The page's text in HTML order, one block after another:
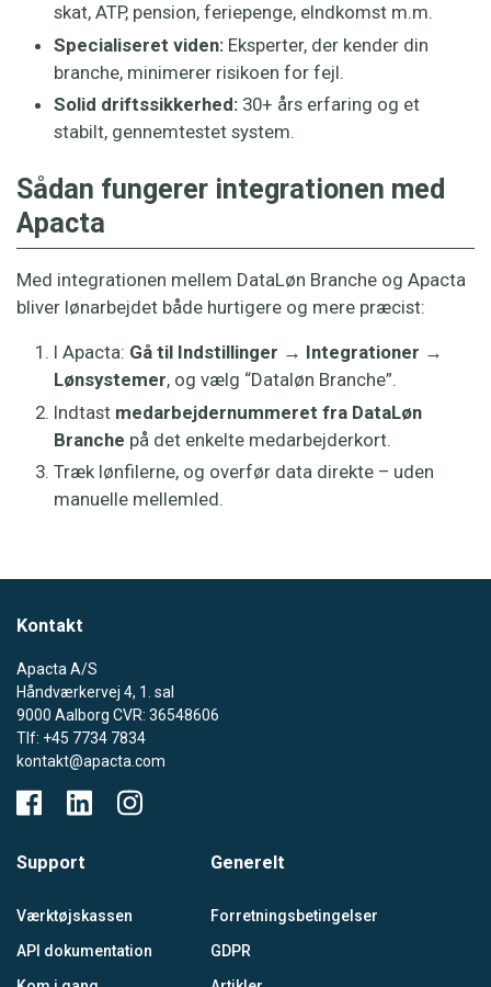
skat, ATP, pension, feriepenge, eIndkomst m.m.
Specialiseret viden:Eksperter, der kender din
branche, minimerer risikoen for fejl.
Solid driftssikkerhed:30+ års erfaring og et
stabilt, gennemtestet system.
Sådan fungerer integrationen med
Apacta
Med integrationen mellem DataLøn Branche og Apacta
bliver lønarbejdet både hurtigere og mere præcist:
I Apacta: Gå til Indstillinger → Integrationer →
Lønsystemer, og vælg “Dataløn Branche”.
Indtast medarbejdernummeret fra DataLøn
Branche på det enkelte medarbejderkort.
Træk lønfilerne, og overfør data direkte – uden
manuelle mellemled.
Kontakt
Apacta A/S
Håndværkervej 4, 1. sal
9000 Aalborg CVR: 36548606
Tlf: +45 7734 7834
kontakt@apacta.com
Support
Værktøjskassen
API dokumentation
Generelt
Forretningsbetingelser
GDPR